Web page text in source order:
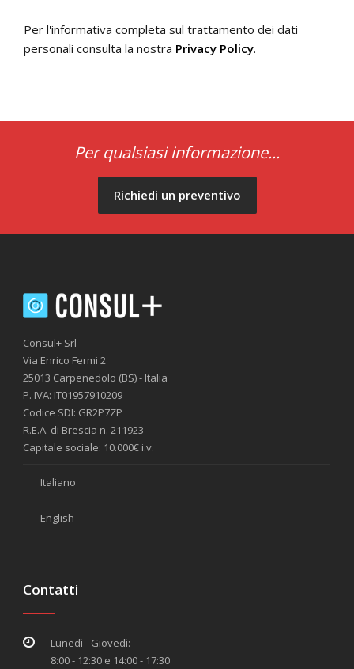
Per l'informativa completa sul trattamento dei dati
personali consulta la nostra Privacy Policy.
Per qualsiasi informazione...
Richiedi un preventivo
Consul+ Srl
Via Enrico Fermi 2
25013 Carpenedolo (BS) - Italia
P. IVA: IT01957910209
Codice SDI: GR2P7ZP
R.E.A. di Brescia n. 211923
Capitale sociale: 10.000€ i.v.
Italiano
English
Contatti
Lunedì - Giovedì:
8:00 - 12:30 e 14:00 - 17:30